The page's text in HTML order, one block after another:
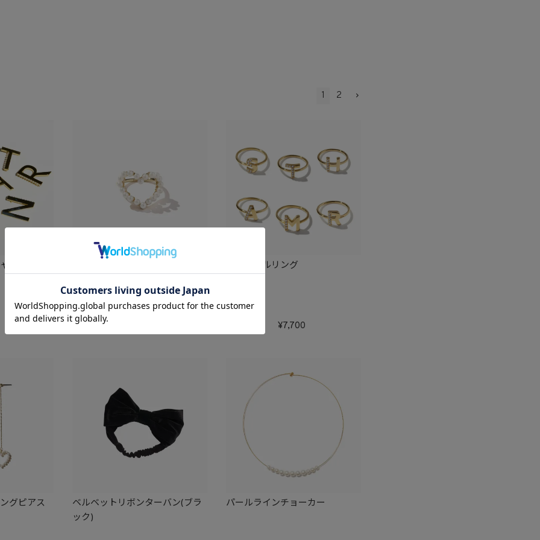
1 2
ルブロー イニシャルリング
7,700
グピアス
ベルベットリボンターバン(ブラ
ック)
パールラインチョーカー